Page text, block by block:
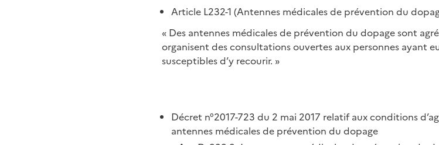
Article L232-1 (Antennes médicales de prévention du
« Des antennes médicales de prévention du dopage sont
organisent des consultations ouvertes aux personnes ayant
susceptibles d’y recourir. »
Décret n°2017-723 du 2 mai 2017 relatif aux conditions
antennes médicales de prévention du dopage